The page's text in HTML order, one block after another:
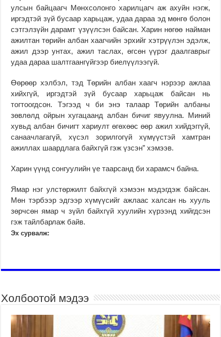
улсын байцаагч Мөнхсолонго харилцагч аж ахуйн нэгж,
иргэдтэй зүй бусаар харьцаж, удаа да­раа эд мөнгө болон
сэтгэл­зүйн дарамт үзүүлсэн бай­сан. Харин нөгөө най­ман
ажил­тан төрийн албан хаагчийн эрхийг хэт­рүүлэн эдэлж,
ажил дээр унтах, ажил таслах, өгсөн үүрэг даалгаврыг
удаа дараа шалт­гаангүйгээр биелүү­лээ­­гүй.
Өөрөөр хэлбэл, тэд Төрийн албан хаагч нэрээр ажлаа
хийхгүй, иргэдтэй зүй бусаар харьцаж байсан нь
тогтоогдсон. Тэгээд ч би энэ талаар Төрийн албаны
зөвлөлд ойрын хугацаанд албан бичиг явуулна. Ми­ний
хувьд албан бичигт хариулт өгөхөөс өөр ажил хийдэггүй,
санаачлагагүй, хү­сэл зорилгогүй хүмүүстэй хамтран
ажиллах шаардлага байхгүй гэж үзсэн” хэмээв.
Харин үүнд сонгуулийн үе таар­санд би харамсч байна.
Ямар нэг улстөржилт байх­гүй хэмээн мэдэгдэж байсан.
Мөн тэрбээр эдгээр хү­мүүсийг ажлаас халсан нь хууль
зөрчсөн ямар ч зүйл байхгүй хуулийн хү­рээнд хийгдсэн
гэж тайлбарлаж байв.
Эх сурвалж:
Холбоотой мэдээ